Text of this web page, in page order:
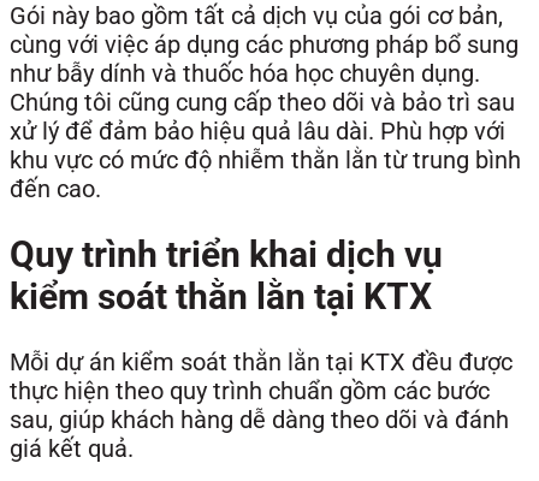
Gói này bao gồm tất cả dịch vụ của gói cơ bản,
cùng với việc áp dụng các phương pháp bổ sung
như bẫy dính và thuốc hóa học chuyên dụng.
Chúng tôi cũng cung cấp theo dõi và bảo trì sau
xử lý để đảm bảo hiệu quả lâu dài. Phù hợp với
khu vực có mức độ nhiễm thằn lằn từ trung bình
đến cao.
Quy trình triển khai dịch vụ
kiểm soát thằn lằn tại KTX
Mỗi dự án kiểm soát thằn lằn tại KTX đều được
thực hiện theo quy trình chuẩn gồm các bước
sau, giúp khách hàng dễ dàng theo dõi và đánh
giá kết quả.